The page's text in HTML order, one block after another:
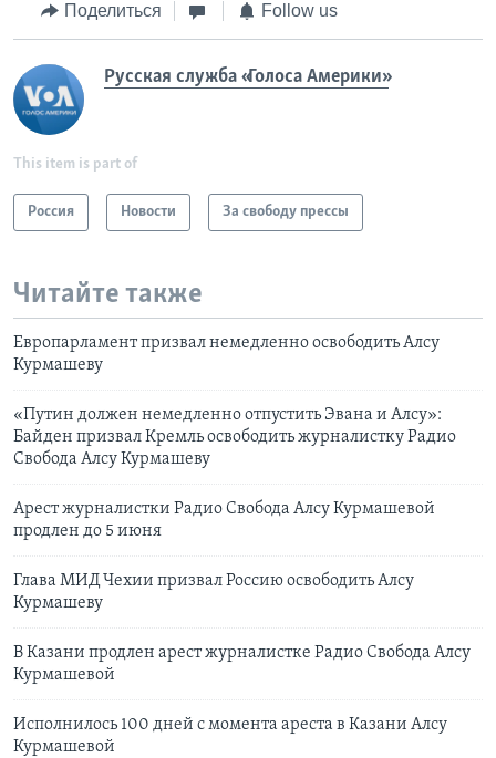
Поделиться Follow us
Русская служба «Голоса Америки»
This item is part of
Россия Новости За свободу прессы
Читайте также
Европарламент призвал немедленно освободить Алсу
Курмашеву
«Путин должен немедленно отпустить Эвана и Алсу»:
Байден призвал Кремль освободить журналистку Радио
Свобода Алсу Курмашеву
Арест журналистки Радио Свобода Алсу Курмашевой
продлен до 5 июня
Глава МИД Чехии призвал Россию освободить Алсу
Курмашеву
В Казани продлен арест журналистке Радио Свобода Алсу
Курмашевой
Исполнилось 100 дней с момента ареста в Казани Алсу
Курмашевой